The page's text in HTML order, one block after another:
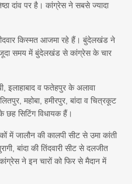
दांव पर है। कांग्रेस ने सबसे ज्यादा
किस्मत आजमा रहे हैं। बुंदेलखंड ने
समय में बुंदेलखंड से कांग्रेस के चार
इलाहाबाद व फतेहपुर के अलावा
महोबा, हमीरपुर, बांदा व चित्रकूट
छह सिटिंग विधायक हैं।
में जालौन की कालपी सीट से उमा कांती
बांदा की तिंदवारी सीट से दलजीत
ने इन चारों को फिर से मैदान में